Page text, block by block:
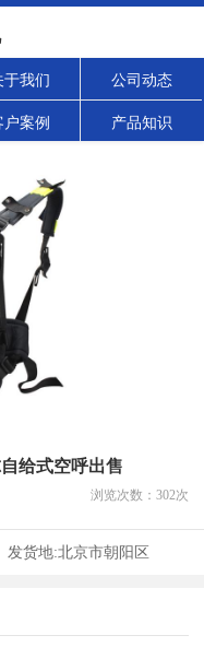
于我们 公司动态
户案例 产品知识
给式空呼出售
浏览次数： 302次
发货地:北京市朝阳区